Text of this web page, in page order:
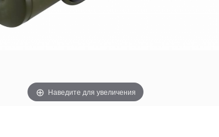
Наведите для увеличения